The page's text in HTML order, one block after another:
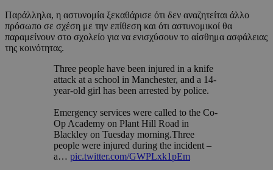
Παράλληλα, η αστυνομία ξεκαθάρισε ότι δεν αναζητείται άλλο
πρόσωπο σε σχέση με την επίθεση και ότι αστυνομικοί θα
παραμείνουν στο σχολείο για να ενισχύσουν το αίσθημα ασφάλειας
της κοινότητας.
Three people have been injured in a knife
attack at a school in Manchester, and a 14-
year-old girl has been arrested by police.
Emergency services were called to the Co-
Op Academy on Plant Hill Road in
Blackley on Tuesday morning.Three
people were injured during the incident –
a… pic.twitter.com/GWPLxk1pEm